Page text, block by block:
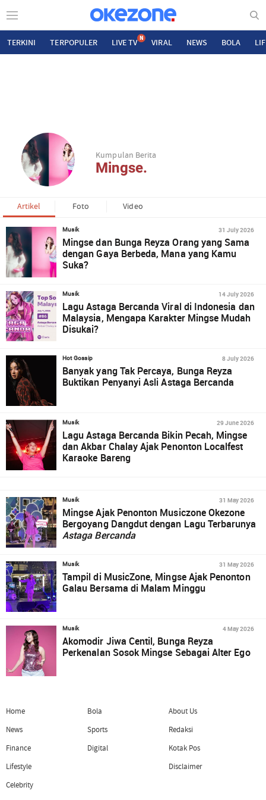
TERKINI TERPOPULER LIVE TV N VIRAL NEWS BOLA
Kumpulan Berita
Mingse.
Artikel Foto Video
Musik 31 July 2026
Mingse dan Bunga Reyza Orang yang Sama
dengan Gaya Berbeda, Mana yang Kamu
Suka?
Musik 14 July 2026
Lagu Astaga Bercanda Viral di Indonesia dan
Malaysia, Mengapa Karakter Mingse Mudah
Disukai?
Hot Gossip 8 July 2026
Banyak yang Tak Percaya, Bunga Reyza
Buktikan Penyanyi Asli Astaga Bercanda
Musik 29 June 2026
Lagu Astaga Bercanda Bikin Pecah, Mingse
dan Akbar Chalay Ajak Penonton Localfest
Karaoke Bareng
Musik 31 May 2026
Mingse Ajak Penonton Musiczone Okezone
Bergoyang Dangdut dengan Lagu Terbarunya
Astaga Bercanda
Musik 31 May 2026
Tampil di MusicZone, Mingse Ajak Penonton
Galau Bersama di Malam Minggu
Musik 4 May 2026
Akomodir Jiwa Centil, Bunga Reyza
Perkenalan Sosok Mingse Sebagai Alter Ego
Home
News
Finance
Lifestyle
Celebrity
Bola
Sports
Digital
About Us
Redaksi
Kotak Pos
Disclaimer